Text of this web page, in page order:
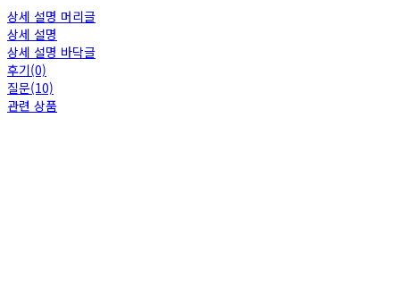
상세 설명 머리글
상세 설명
상세 설명 바닥글
후기(0)
질문(10)
관련 상품